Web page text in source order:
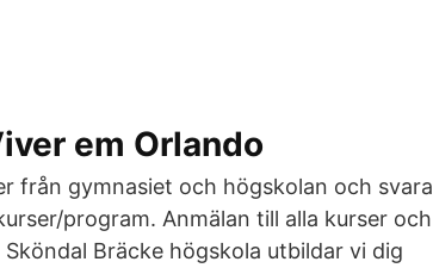
em Orlando
från gymnasiet och högskolan och svara
program. Anmälan till alla kurser och
Bräcke högskola utbildar vi dig